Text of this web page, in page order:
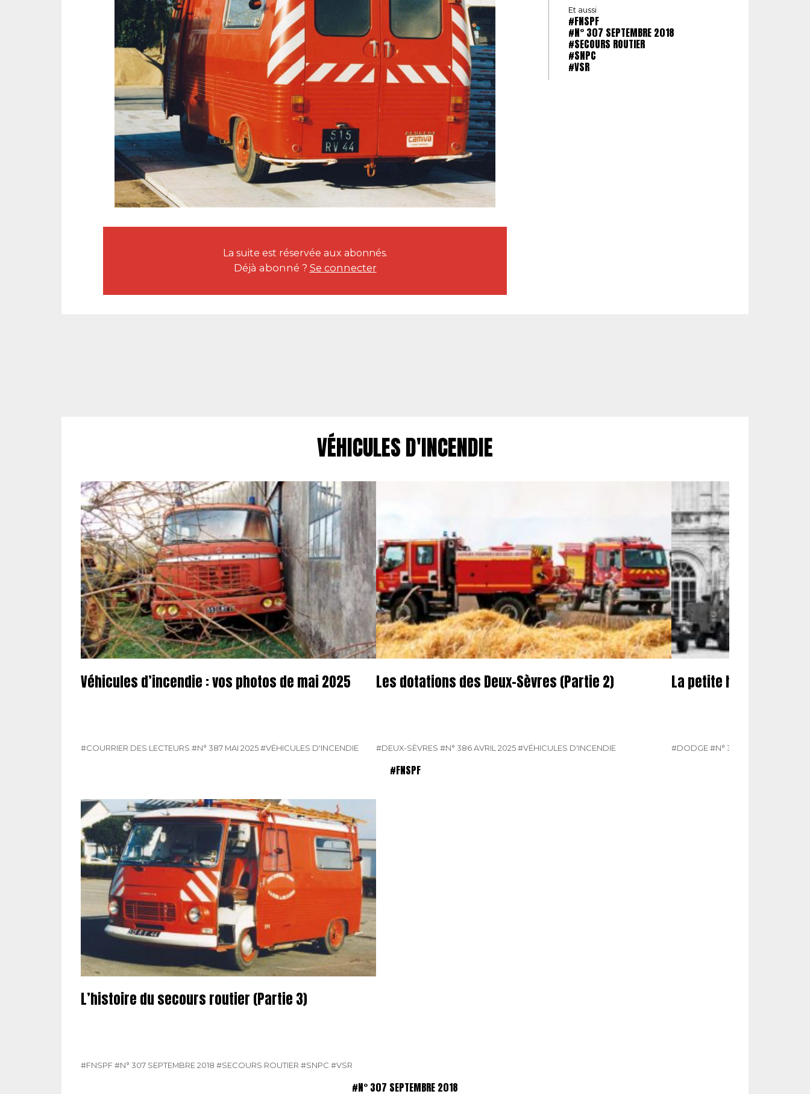
La suite est réservée aux abonnés.
Déjà abonné ? Se connecter
Et aussi
#FNSPF
#N° 307 SEPTEMBRE 2018
#SECOURS ROUTIER
#SNPC
#VSR
VÉHICULES D'INCENDIE
Véhicules d’incendie : vos photos de mai 2025
#COURRIER DES LECTEURS #N° 387 MAI 2025#VÉHICULES D'INCENDIE
Les dotations des Deux-Sèvres (Partie 2)
#DEUX-SÈVRES #N° 386 AVRIL 2025#VÉHICULES D'INCENDIE
La petite histoire des
#DODGE#N° 387 MAI 2025
#FNSPF
L’histoire du secours routier (Partie 3)
#FNSPF#N° 307 SEPTEMBRE 2018 #SECOURS ROUTIER #SNPC #VSR
#N° 307 SEPTEMBRE 2018